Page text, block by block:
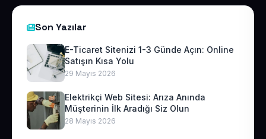
Son Yazılar
E-Ticaret Sitenizi 1-3 Günde Açın: Online
Satışın Kısa Yolu
29 Mayıs 2026
Elektrikçi Web Sitesi: Arıza Anında
Müşterinin İlk Aradığı Siz Olun
28 Mayıs 2026